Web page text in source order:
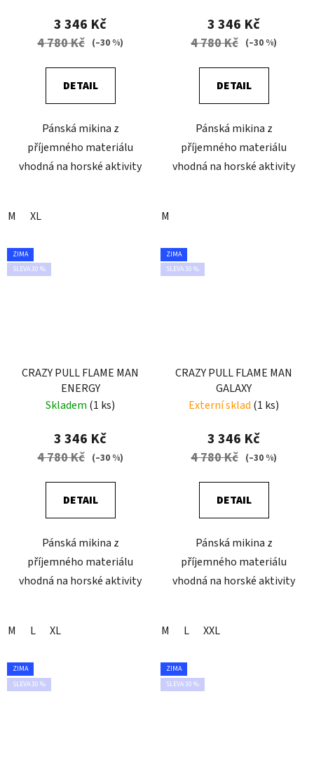
3 346 Kč
4 780 Kč (–30 %)
DETAIL
Pánská mikina z
příjemného materiálu
vhodná na horské aktivity
M XL
3 346 Kč
4 780 Kč (–30 %)
DETAIL
Pánská mikina z
příjemného materiálu
vhodná na horské aktivity
M
ZIMA
SLEVA 30 %
CRAZY PULL FLAME MAN
ENERGY
Skladem (1 ks)
3 346 Kč
4 780 Kč (–30 %)
DETAIL
Pánská mikina z
příjemného materiálu
vhodná na horské aktivity
M L XL
ZIMA
SLEVA 30 %
CRAZY PULL FLAME MAN
GALAXY
Externí sklad (1 ks)
3 346 Kč
4 780 Kč (–30 %)
DETAIL
Pánská mikina z
příjemného materiálu
vhodná na horské aktivity
M L XXL
ZIMA
SLEVA 30 %
ZIMA
SLEVA 30 %